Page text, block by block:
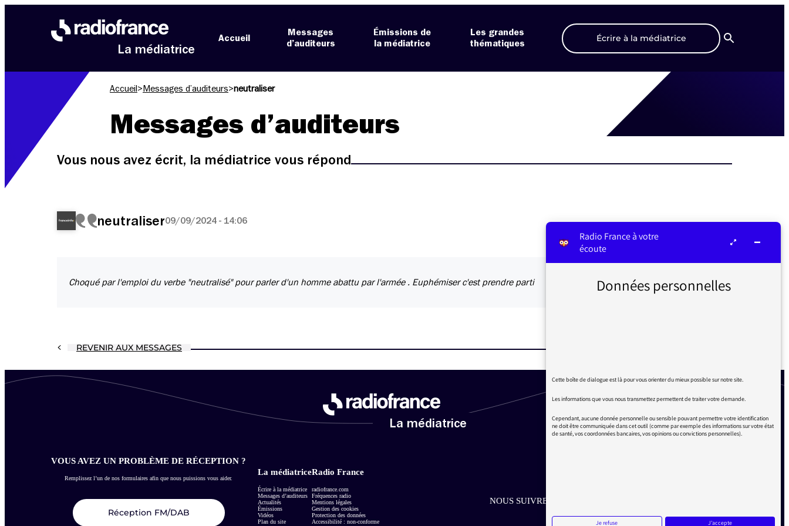
La médiatrice
Accueil
Messages
d’auditeurs
Émissions de
la médiatrice
Les grandes
thématiques
Écrire à la médiatrice
Recherche
Accueil > Messages d’auditeurs>neutraliser
Messages d’auditeurs
Vous nous avez écrit, la médiatrice vous répond
neutraliser09/09/2024 - 14:06
Choqué par l'emploi du verbe "neutralisé" pour parler d'un homme abattu par l'armée . Euphémiser c'est prendre parti
REVENIR AUX MESSAGES
La médiatrice
VOUS AVEZ UN PROBLÈME DE RÉCEPTION ?
Remplissez l’un de nos formulaires afin que nous puissions vous aider.
Réception FM/DAB
La médiatrice
Écrire à la médiatrice
Messages d’auditeurs
Actualités
Émissions
Vidéos
Plan du site
Radio France
radiofrance.com
Fréquences radio
Mentions légales
Gestion des cookies
Protection des données
Accessibilité : non-conforme
NOUS SUIVRE SUR LES RÉSEAUX
Radio France à votre
écoute
Données personnelles
Cette boîte de dialogue est là pour vous orienter du mieux possible sur notre site.
Les informations que vous nous transmettez permettent de traiter votre demande.
Cependant, aucune donnée personnelle ou sensible pouvant permettre votre identification
ne doit être communiquée dans cet outil (comme par exemple des informations sur votre état
de santé, vos coordonnées bancaires, vos opinions ou convictions personnelles).
Je refuse J'accepte